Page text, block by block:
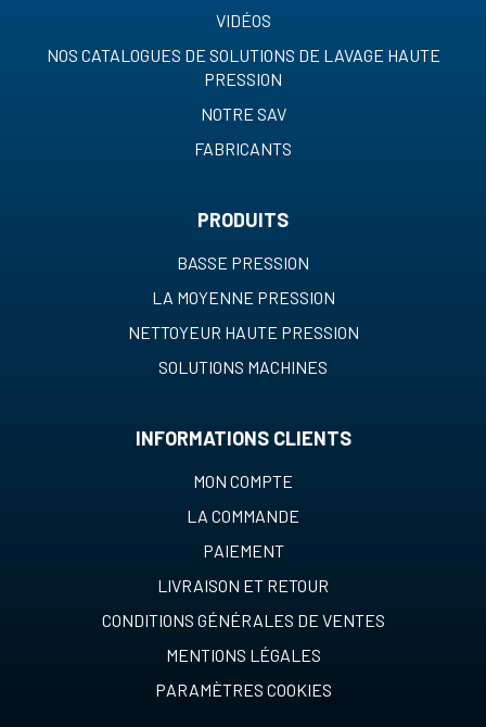
VIDÉOS
NOS CATALOGUES DE SOLUTIONS DE LAVAGE HAUTE
PRESSION
NOTRE SAV
FABRICANTS
PRODUITS
BASSE PRESSION
LA MOYENNE PRESSION
NETTOYEUR HAUTE PRESSION
SOLUTIONS MACHINES
INFORMATIONS CLIENTS
MON COMPTE
LA COMMANDE
PAIEMENT
LIVRAISON ET RETOUR
CONDITIONS GÉNÉRALES DE VENTES
MENTIONS LÉGALES
PARAMÈTRES COOKIES